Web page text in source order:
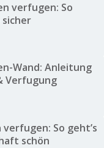
verfugen: So
sicher
Wand: Anleitung
Verfugung
So geht’s
schön